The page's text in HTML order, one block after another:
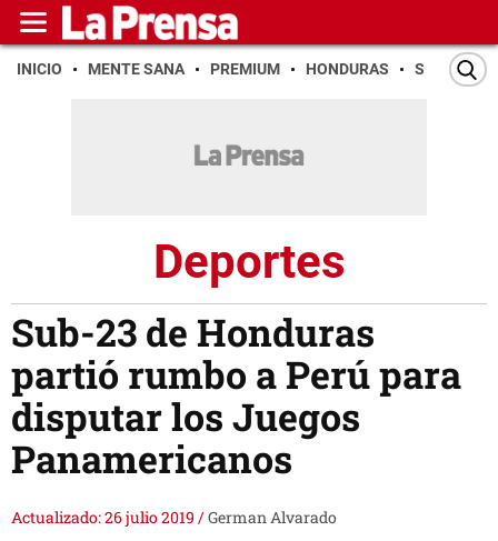
INICIO MENTE SANA PREMIUM HONDURAS SAN PEDRO
Deportes
Sub-23 de Honduras
partió rumbo a Perú para
disputar los Juegos
Panamericanos
Actualizado: 26 julio 2019 /German Alvarado